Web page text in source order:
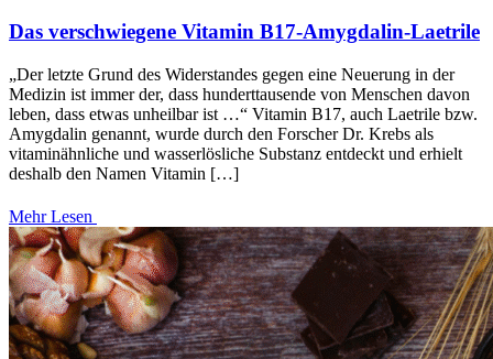
Das verschwiegene Vitamin B17-Amygdalin-Laetrile
„Der letzte Grund des Widerstandes gegen eine Neuerung in der
Medizin ist immer der, dass hunderttausende von Menschen davon
leben, dass etwas unheilbar ist …“ Vitamin B17, auch Laetrile bzw.
Amygdalin genannt, wurde durch den Forscher Dr. Krebs als
vitaminähnliche und wasserlösliche Substanz entdeckt und erhielt
deshalb den Namen Vitamin […]
Mehr Lesen